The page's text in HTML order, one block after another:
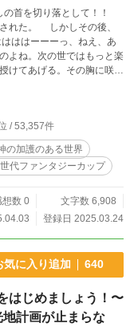
その後、
よね。次の世ではもっと楽
けてあげる。その胸に咲く
は１８才の誕生日に戻っていた。
/ 53,357件
の加護のある世界
代ファンタジーカップ
想数 0
文字数 6,908
登録日 2025.03.24
気に入り追加 640
はじめましょう！〜
計画が止まらな